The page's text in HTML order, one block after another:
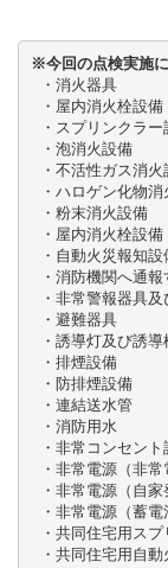
※今回の点検実施
・消火器具
・屋内消火栓設備
・スプリンクラー
・泡消火設備
・不活性ガス消火
・ハロゲン化物消
・粉末消火設備
・屋内消火栓設備
・自動火災報知設
・消防機関へ通報
・非常警報器具及
・避難器具
・誘導灯及び誘導
・排煙設備
・防排煙設備
・連結送水管
・消防用水
・非常コンセント
・非常電源（非常
・非常電源（自家
・非常電源（蓄電
・共同住宅用スプ
・共同住宅用自動